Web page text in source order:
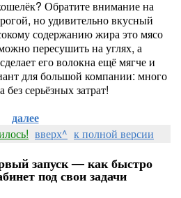
Обратите внимание на
но удивительно вкусный
содержанию жира это мясо
пересушить на углях, а
его волокна ещё мягче и
для большой компании: много
без серьёзных затрат!
далее
вверх^ к полной версии
запуск — как быстро
под свои задачи